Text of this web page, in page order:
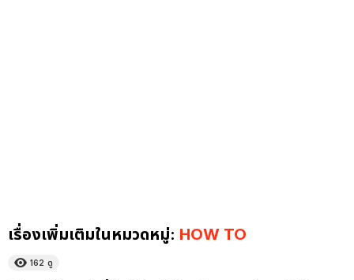
เรื่องเพิ่มเติมในหมวดหมู่: HOW TO
162 ดู